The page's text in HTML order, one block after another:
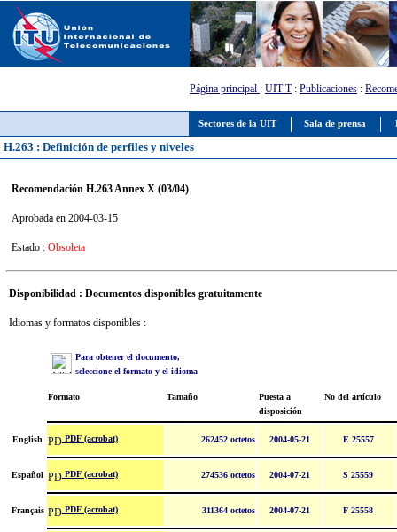
Sectores de la UIT Sala de prensa
Página principal : UIT-T: Publicaciones :
H.263 : Definición de perfiles y niveles
Recomendación H.263 Annex X (03/04)
Aprobada en 2004-03-15
Estado : Obsoleta
Disponibilidad : Documentos disponibles gratuitamente
Idiomas y formatos disponibles :
Para obtener el documento,
seleccione el formato y el idioma
Formato Tamaño
Puesta a
disposición
No del artículo
English PDF (acrobat) 262452 octetos 2004-05-21 E 25557
Español PDF (acrobat) 274536 octetos 2004-07-21 S 25559
Français PDF (acrobat) 311364 octetos 2004-07-21 F 25558